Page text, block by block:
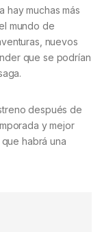
hay muchas más
mundo de
nuevos
que se podrían
después de
y mejor
habrá una